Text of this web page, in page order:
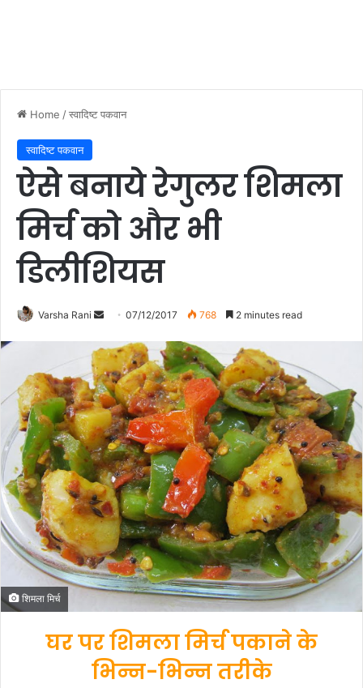
Home /स्वादिष्ट पकवान
स्वादिष्ट पकवान
ऐसे बनाये रेगुलर शिमला
मिर्च को और भी
डिलीशियस
Varsha Rani
n
d
a
n
e
m
a
i
l
07/12/2017 768 2 minutes read
शिमला मिर्च
घर पर शिमला मिर्च पकाने के
भिन्न-भिन्न तरीके